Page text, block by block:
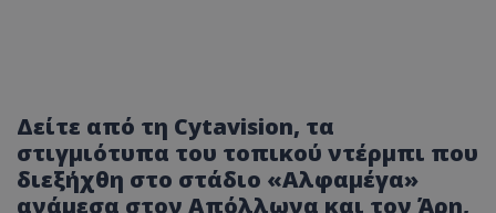
Δείτε από τη Cytavision, τα
στιγμιότυπα του τοπικού ντέρμπι που
διεξήχθη στο στάδιο «Αλφαμέγα»
ανάμεσα στον Απόλλωνα και τον Άρη,